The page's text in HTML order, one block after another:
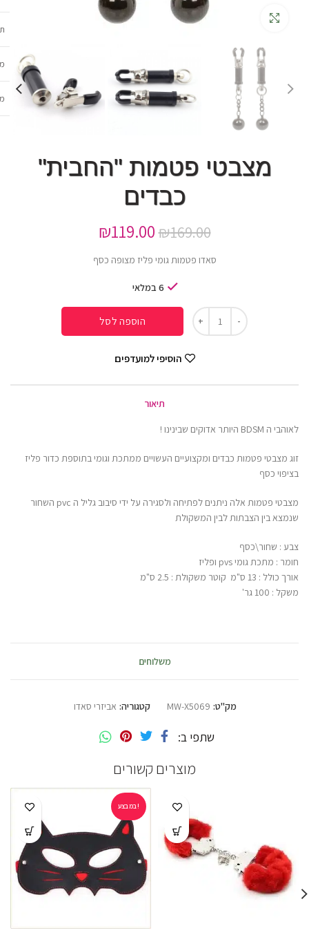
מצבטי פטמות "החבית"
כבדים
₪169.00
₪119.00
סאדו פטמות גומי פליז מצופה כסף
6 במלאי
הוספה לסל
הוסיפי למועדפים
תיאור
לאוהבי ה BDSM היותר אדוקים שבינינו !
זוג מצבטי פטמות כבדים ומקצועיים העשויים ממתכת וגומי בתוספת כדור פליז
בציפוי כסף
מצבטי פטמות אלה ניתנים לפתיחה ולסגירה על ידי סיבוב גליל ה pvc השחור
שנמצא בין הצבתות לבין המשקולת
צבע : שחור\כסף
חומר : מתכת גומי pvs ופליז
אורך כולל : 13 ס"מ קוטר משקולת : 2.5 ס"מ
משקל : 100 גר'
משלוחים
מק"ט: MW-X5069 קטגוריה: אביזרי סאדו
שתפי ב
מוצרים קשורים
במבצע!